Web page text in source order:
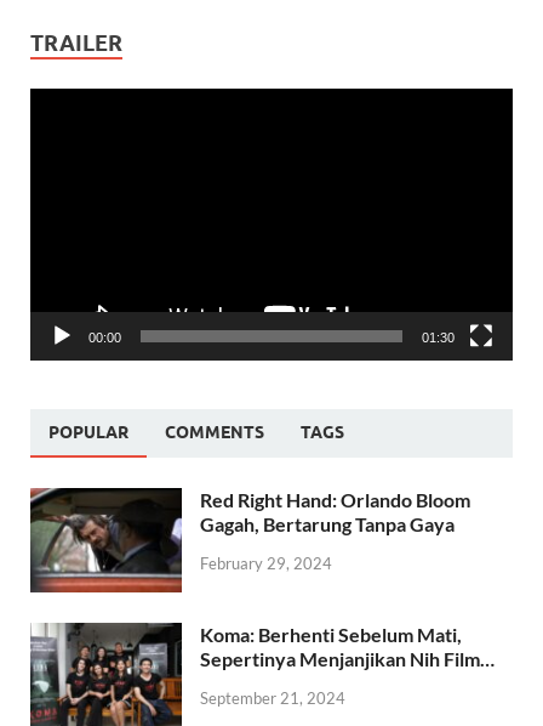
TRAILER
00:00 01:30
POPULAR COMMENTS TAGS
Red Right Hand: Orlando Bloom
Gagah, Bertarung Tanpa Gaya
February 29, 2024
Koma: Berhenti Sebelum Mati,
Sepertinya Menjanjikan Nih Film…
September 21, 2024